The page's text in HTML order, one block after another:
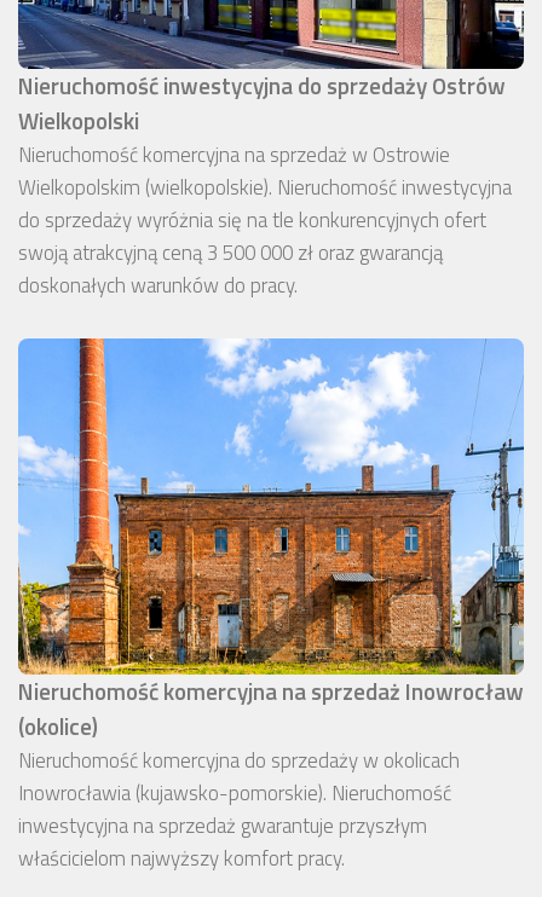
Nieruchomość inwestycyjna do sprzedaży Ostrów
Wielkopolski
Nieruchomość komercyjna na sprzedaż w Ostrowie
Wielkopolskim (wielkopolskie). Nieruchomość inwestycyjna
do sprzedaży wyróżnia się na tle konkurencyjnych ofert
swoją atrakcyjną ceną 3 500 000 zł oraz gwarancją
doskonałych warunków do pracy.
Nieruchomość komercyjna na sprzedaż Inowrocław
(okolice)
Nieruchomość komercyjna do sprzedaży w okolicach
Inowrocławia (kujawsko-pomorskie). Nieruchomość
inwestycyjna na sprzedaż gwarantuje przyszłym
właścicielom najwyższy komfort pracy.